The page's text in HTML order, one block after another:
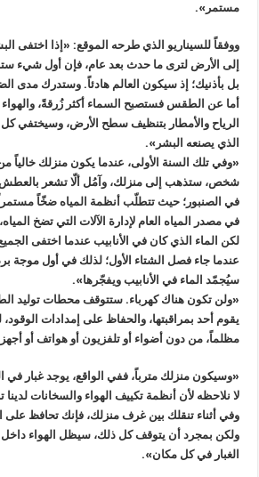
مستمر».
ووفقاً للسيناريو الذي طرحه الموقع: «إذا اختفى
إلى الأرض لترى ما حدث بعد عام، فإن أول شيء
بل بأذنيك؛ إذ سيكون العالم هادئاً. وستدرك مدى
أما عن الطقس فستصبح السماء أكثر زُرقةً،
الرياح والأمطار بتنظيف سطح الأرض، وسيختفي كل
الذي يصنعه البشر».
«وفي تلك السنة الأولى، عندما يكون منزلك خالياً
شخص، ستذهب إلى منزلك، وآمُل ألّا تشعر بالعطش؛
في الصنبور؛ حيث تتطلّب أنظمة المياه ضخّاً
في مصدر المياه العام لإدارة الآلات التي تضخ
لكن الماء الذي كان في الأنابيب عندما اختفى
عندما جاء فصل الشتاء الأول؛ لذلك في أول موجة
سيُجمّد الماء في الأنابيب ويفجّرها».
«ولن تكون هناك كهرباء. ستتوقف محطات توليد
يقوم أحد بمراقبتها، والحفاظ على إمدادات
مظلماً، من دون أضواء أو تلفزيون أو هواتف أو
«وسيكون منزلك مترباً، ففي الواقع، يوجد غبار في
لا نلاحظه لأن أنظمة تكييف الهواء والسخانات لدينا
وفي أثناء تنقلك بين غرف منزلك، فإنك تحافظ على
ولكن بمجرد أن يتوقف كل ذلك، سيظل الهواء داخل
الغبار في كل مكان».